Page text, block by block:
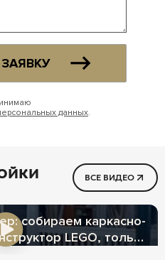
данных.
ВСЕ ВИДЕО
собираем каркасно-
LEGO, только